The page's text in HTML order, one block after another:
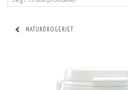
NATURDROGERIET